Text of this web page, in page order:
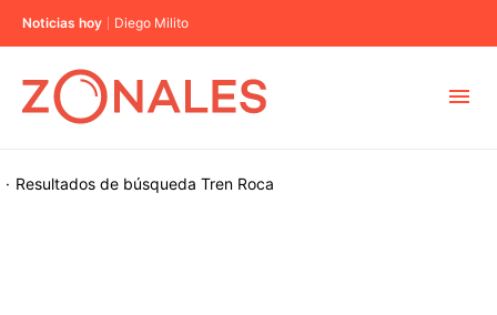
Noticias hoy Diego Milito
Resultados de búsqueda
· Tren Roca